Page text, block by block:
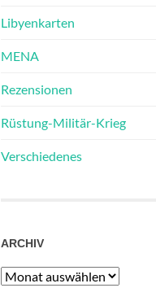
Libyenkarten
MENA
Rezensionen
Rüstung-Militär-Krieg
Verschiedenes
ARCHIV
Archiv